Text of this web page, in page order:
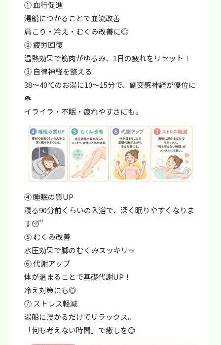
① 血行促進
湯船につかることで血流改善
肩こり・冷え・むくみ改善に◎
② 疲労回復
温熱効果で筋肉がゆるみ、1日の疲れをリセット！
③ 自律神経を整える
38〜40℃のお湯に10〜15分で、副交感神経が優位に
☘️
イライラ・不眠・疲れやすさにも。
④ 睡眠の質UP
寝る90分前くらいの入浴で、深く眠りやすくなりま
す😴
⑤ むくみ改善
水圧効果で脚のむくみスッキリ✨
⑥ 代謝アップ
体が温まることで基礎代謝UP！
冷え対策にも◎
⑦ ストレス軽減
湯船に浸かるだけでリラックス。
「何も考えない時間」で癒しを😌